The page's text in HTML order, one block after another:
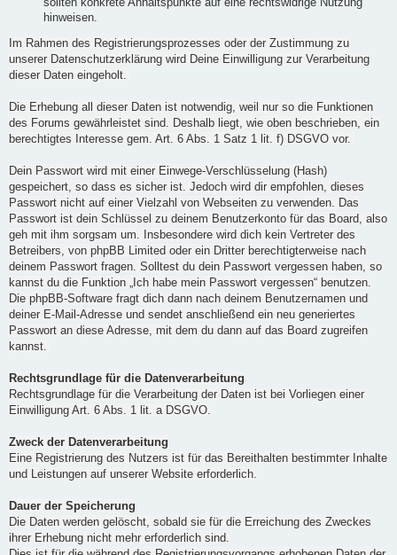
hinweisen.
Im Rahmen des Registrierungsprozesses oder der Zustimmung zu
unserer Datenschutzerklärung wird Deine Einwilligung zur Verarbeitung
dieser Daten eingeholt.
Die Erhebung all dieser Daten ist notwendig, weil nur so die Funktionen
des Forums gewährleistet sind. Deshalb liegt, wie oben beschrieben, ein
berechtigtes Interesse gem. Art. 6 Abs. 1 Satz 1 lit. f) DSGVO vor.
Dein Passwort wird mit einer Einwege-Verschlüsselung (Hash)
gespeichert, so dass es sicher ist. Jedoch wird dir empfohlen, dieses
Passwort nicht auf einer Vielzahl von Webseiten zu verwenden. Das
Passwort ist dein Schlüssel zu deinem Benutzerkonto für das Board, also
geh mit ihm sorgsam um. Insbesondere wird dich kein Vertreter des
Betreibers, von phpBB Limited oder ein Dritter berechtigterweise nach
deinem Passwort fragen. Solltest du dein Passwort vergessen haben, so
kannst du die Funktion „Ich habe mein Passwort vergessen“ benutzen.
Die phpBB-Software fragt dich dann nach deinem Benutzernamen und
deiner E-Mail-Adresse und sendet anschließend ein neu generiertes
Passwort an diese Adresse, mit dem du dann auf das Board zugreifen
kannst.
Rechtsgrundlage für die Datenverarbeitung
Rechtsgrundlage für die Verarbeitung der Daten ist bei Vorliegen einer
Einwilligung Art. 6 Abs. 1 lit. a DSGVO.
Zweck der Datenverarbeitung
Eine Registrierung des Nutzers ist für das Bereithalten bestimmter Inhalte
und Leistungen auf unserer Website erforderlich.
Dauer der Speicherung
Die Daten werden gelöscht, sobald sie für die Erreichung des Zweckes
ihrer Erhebung nicht mehr erforderlich sind.